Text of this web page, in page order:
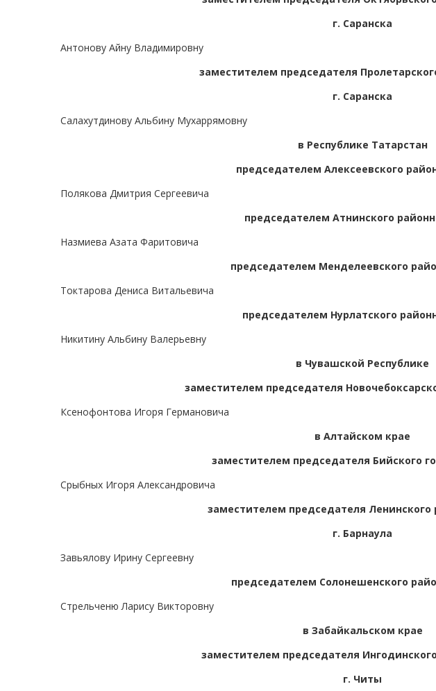
г. Саранска
Антонову Айну Владимировну
заместителем председателя
г. Саранска
Салахутдинову Альбину Мухаррямовну
в Республике Татарстан
председателем Алексеевского
Полякова Дмитрия Сергеевича
председателем Атнинского
Назмиева Азата Фаритовича
председателем Менделеевского
Токтарова Дениса Витальевича
председателем Нурлатского
Никитину Альбину Валерьевну
в Чувашской Республике
заместителем председателя
Ксенофонтова Игоря Германовича
в Алтайском крае
заместителем председателя Бийского
Срыбных Игоря Александровича
заместителем председателя Ленинского
г. Барнаула
Завьялову Ирину Сергеевну
председателем Солонешенского
Стрельченю Ларису Викторовну
в Забайкальском крае
заместителем председателя
г. Читы